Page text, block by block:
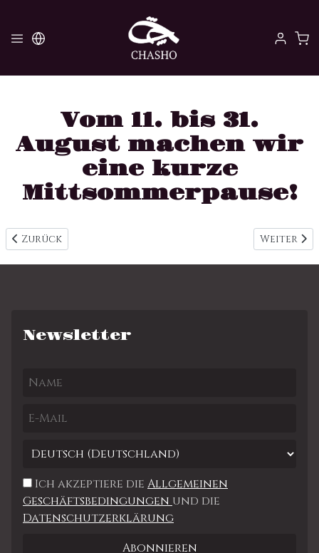
Vom 11. bis 31.
August machen wir
eine kurze
Mittsommerpause!
Vorheriger Beitrag: Future fasion day 19-9-2025
Zurück Nächster
Weiter
Newsletter
Ich akzeptiere die Allgemeinen
Geschäftsbedingungen und die
Datenschutzerklärung